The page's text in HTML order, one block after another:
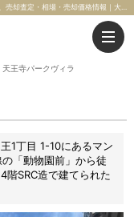
天王寺パークヴィラ｜動物園前駅の中古マンション購入・売り物件、売却査定・相場・売却価格情報｜大阪府大阪市西成区山王1丁目 1-10のマンション情報｜株式会社トレボル
天王寺パークヴィラ
1丁目 1-10にあるマン
「動物園前」から徒
階SRC造で建てられた